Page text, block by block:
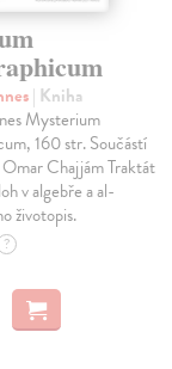
| Kniha
Mysterium
160 str. Součástí
Chajjám Traktát
v algebře a al-
životopis.
?